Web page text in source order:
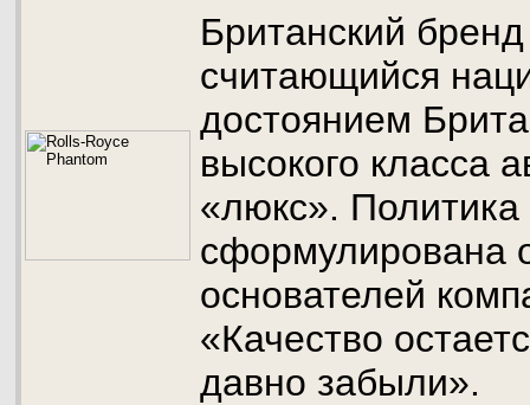
Британский
считающийся
достоянием
высокого класса
«люкс».
сформулирована
основателей
«Качество
давно забыли».